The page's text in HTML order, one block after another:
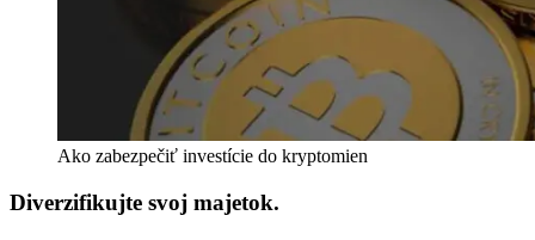
Ako zabezpečiť investície do kryptomien
Diverzifikujte svoj majetok.